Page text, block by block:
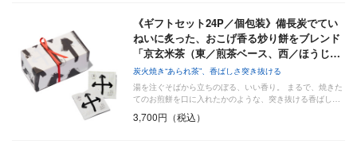
《ギフトセット24P／個包装》備長炭でてい
ねいに炙った、おこげ香る炒り餅をブレンド
「京玄米茶（東／煎茶ベース、西／ほうじ…
炭火焼き“あられ茶”、香ばしさ突き抜ける
湯を注ぐそばから立ちのぼる、いい香り。 まるで、焼きた
てのお煎餅を口に入れたかのような、突き抜ける香ばし…
3,700円（税込）